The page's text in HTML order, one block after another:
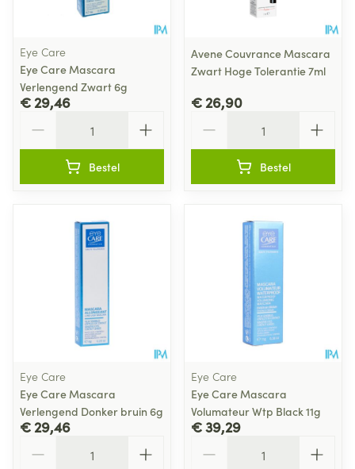
Eye Care
Eye Care Mascara
Verlengend Zwart 6g
€ 29,46
Bestel
Avene Couvrance Mascara
Zwart Hoge Tolerantie 7ml
€ 26,90
Bestel
Eye Care
Eye Care Mascara
Verlengend Donker bruin 6g
€ 29,46
Eye Care
Eye Care Mascara
Volumateur Wtp Black 11g
€ 39,29